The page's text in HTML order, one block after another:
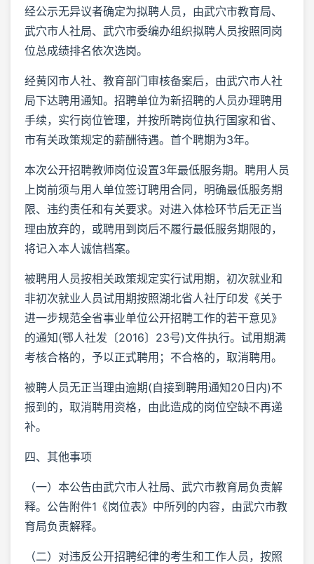
经公示无异议者确定为拟聘人员，由武穴市教育局、
武穴市人社局、武穴市委编办组织拟聘人员按照同岗
位总成绩排名依次选岗。
经黄冈市人社、教育部门审核备案后，由武穴市人社
局下达聘用通知。招聘单位为新招聘的人员办理聘用
手续，实行岗位管理，并按所聘岗位执行国家和省、
市有关政策规定的薪酬待遇。首个聘期为3年。
本次公开招聘教师岗位设置3年最低服务期。聘用人员
上岗前须与用人单位签订聘用合同，明确最低服务期
限、违约责任和有关要求。对进入体检环节后无正当
理由放弃的，或聘用到岗后不履行最低服务期限的，
将记入本人诚信档案。
被聘用人员按相关政策规定实行试用期，初次就业和
非初次就业人员试用期按照湖北省人社厅印发《关于
进一步规范全省事业单位公开招聘工作的若干意见》
的通知(鄂人社发〔2016〕23号)文件执行。试用期满
考核合格的，予以正式聘用；不合格的，取消聘用。
被聘人员无正当理由逾期(自接到聘用通知20日内)不
报到的，取消聘用资格，由此造成的岗位空缺不再递
补。
四、其他事项
（一）本公告由武穴市人社局、武穴市教育局负责解
释。公告附件1《岗位表》中所列的内容，由武穴市教
育局负责解释。
（二）对违反公开招聘纪律的考生和工作人员，按照